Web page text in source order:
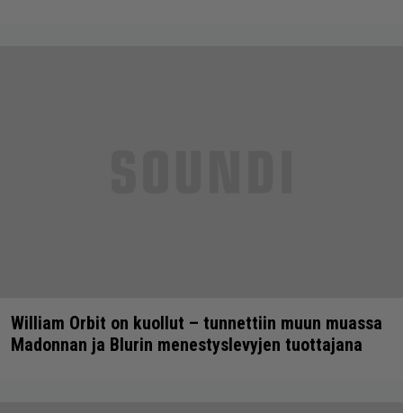
William Orbit on kuollut – tunnettiin muun muassa
Madonnan ja Blurin menestyslevyjen tuottajana